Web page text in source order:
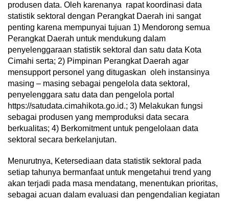
produsen data. Oleh karenanya rapat koordinasi data
statistik sektoral dengan Perangkat Daerah ini sangat
penting karena mempunyai tujuan 1) Mendorong semua
Perangkat Daerah untuk mendukung dalam
penyelenggaraan statistik sektoral dan satu data Kota
Cimahi serta; 2) Pimpinan Perangkat Daerah agar
mensupport personel yang ditugaskan oleh instansinya
masing – masing sebagai pengelola data sektoral,
penyelenggara satu data dan pengelola portal
https://satudata.cimahikota.go.id.; 3) Melakukan fungsi
sebagai produsen yang memproduksi data secara
berkualitas; 4) Berkomitment untuk pengelolaan data
sektoral secara berkelanjutan.
Menurutnya, Ketersediaan data statistik sektoral pada
setiap tahunya bermanfaat untuk mengetahui trend yang
akan terjadi pada masa mendatang, menentukan prioritas,
sebagai acuan dalam evaluasi dan pengendalian kegiatan